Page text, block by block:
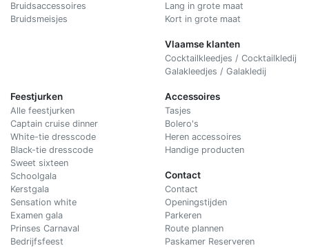
Bruidsaccessoires
Bruidsmeisjes
Lang in grote maat
Kort in grote maat
Vlaamse klanten
Cocktailkleedjes / Cocktailkledij
Galakleedjes / Galakledij
Feestjurken
Alle feestjurken
Captain cruise dinner
White-tie dresscode
Black-tie dresscode
Sweet sixteen
Schoolgala
Kerstgala
Sensation white
Examen gala
Prinses Carnaval
Bedrijfsfeest
Accessoires
Tasjes
Bolero's
Heren accessoires
Handige producten
Contact
Contact
Openingstijden
Parkeren
Route plannen
Paskamer Reserveren